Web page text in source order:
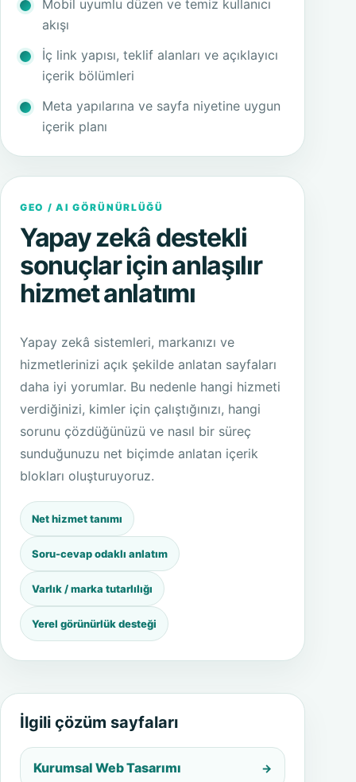
Mobil uyumlu düzen ve temiz kullanıcı
akışı
İç link yapısı, teklif alanları ve açıklayıcı
içerik bölümleri
Meta yapılarına ve sayfa niyetine uygun
içerik planı
GEO / AI GÖRÜNÜRLÜĞÜ
Yapay zekâ destekli
sonuçlar için anlaşılır
hizmet anlatımı
Yapay zekâ sistemleri, markanızı ve
hizmetlerinizi açık şekilde anlatan sayfaları
daha iyi yorumlar. Bu nedenle hangi hizmeti
verdiğinizi, kimler için çalıştığınızı, hangi
sorunu çözdüğünüzü ve nasıl bir süreç
sunduğunuzu net biçimde anlatan içerik
blokları oluşturuyoruz.
Net hizmet tanımı
Soru-cevap odaklı anlatım
Varlık / marka tutarlılığı
Yerel görünürlük desteği
İlgili çözüm sayfaları
Kurumsal Web Tasarımı